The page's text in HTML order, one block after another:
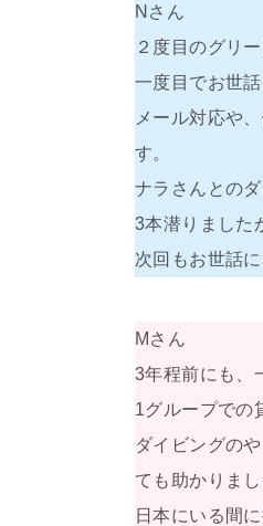
Nさん
２度目のグリ
一度目でお世
メール対応や
す。
ナラさんとの
3本潜りました
次回もお世話
Mさん
3年程前にも、
1グループでの
ダイビングの
ても助かりまし
日本にいる間